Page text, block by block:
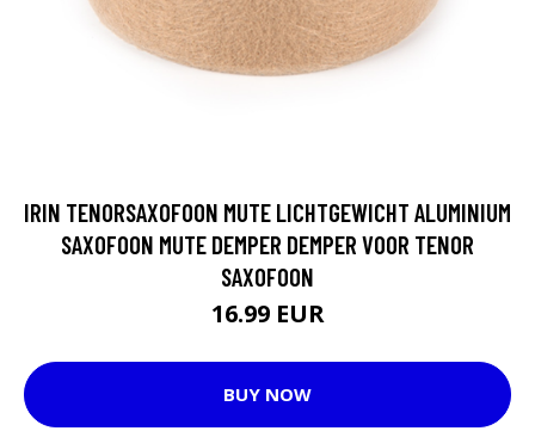
IRIN TENORSAXOFOON MUTE LICHTGEWICHT ALUMINIUM
SAXOFOON MUTE DEMPER DEMPER VOOR TENOR
SAXOFOON
16.99 EUR
BUY NOW